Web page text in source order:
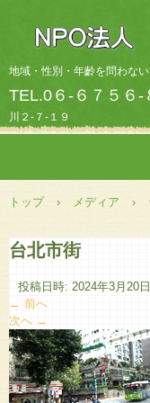
地域・性別・年齡を問わな
TEL.0６-６７５６-
川２-７-１９
トップ › メディア ›
台北市街
投稿日時: 2024年3月20日
← 前へ
次へ →